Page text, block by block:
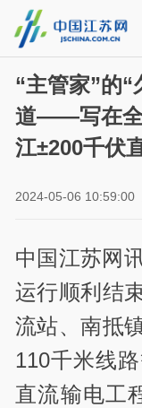
“主管家”的“
道——写在全
江±200千伏
2024-05-06 10:59:00
中国江苏网
运行顺利结
流站、南抵
110千米线
直流输电工